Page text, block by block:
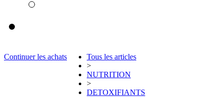
Continuer les achats
Tous les articles
>
NUTRITION
>
DETOXIFIANTS